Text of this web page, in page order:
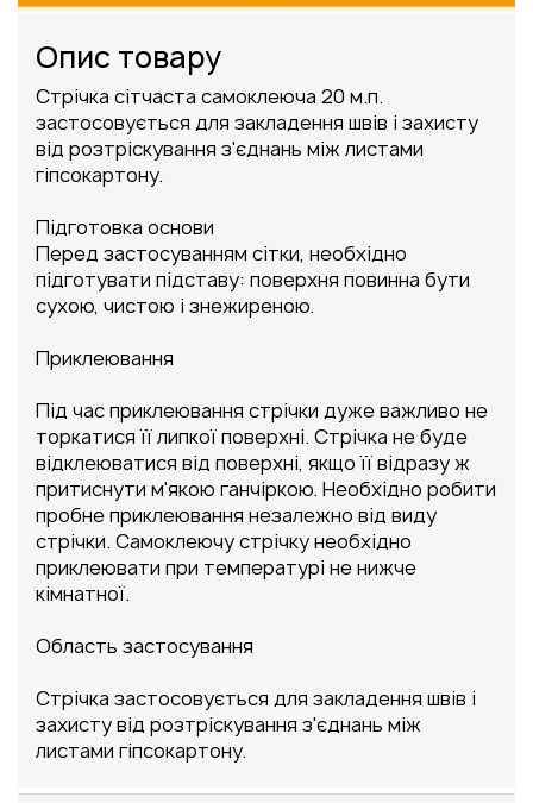
Опис товару
Стрічка сітчаста самоклеюча 20 м.п.
застосовується для закладення швів і захисту
від розтріскування з'єднань між листами
гіпсокартону.
Підготовка основи
Перед застосуванням сітки, необхідно
підготувати підставу: поверхня повинна бути
сухою, чистою і знежиреною.
Приклеювання
Під час приклеювання стрічки дуже важливо не
торкатися її липкої поверхні. Стрічка не буде
відклеюватися від поверхні, якщо її відразу ж
притиснути м'якою ганчіркою. Необхідно робити
пробне приклеювання незалежно від виду
стрічки. Самоклеючу стрічку необхідно
приклеювати при температурі не нижче
кімнатної.
Область застосування
Стрічка застосовується для закладення швів і
захисту від розтріскування з'єднань між
листами гіпсокартону.